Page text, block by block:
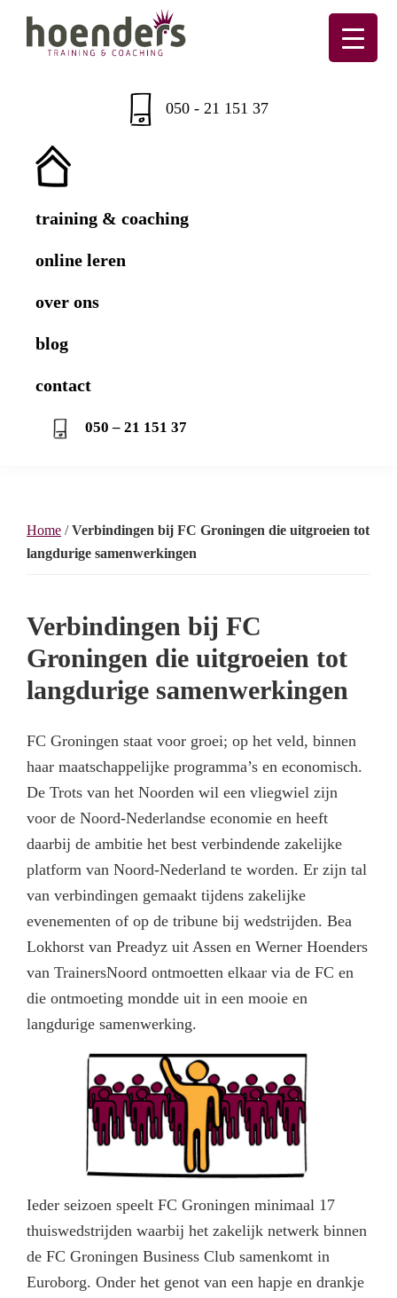
Skip
Skip
Skip
Skip
050 - 21 151 37
training & coaching
online leren
over ons
blog
contact
050 – 21 151 37
Home /Verbindingen bij FC Groningen die uitgroeien tot
langdurige samenwerkingen
Verbindingen bij FC
Groningen die uitgroeien tot
langdurige samenwerkingen
FC Groningen staat voor groei; op het veld, binnen
haar maatschappelijke programma’s en economisch.
De Trots van het Noorden wil een vliegwiel zijn
voor de Noord-Nederlandse economie en heeft
daarbij de ambitie het best verbindende zakelijke
platform van Noord-Nederland te worden. Er zijn tal
van verbindingen gemaakt tijdens zakelijke
evenementen of op de tribune bij wedstrijden. Bea
Lokhorst van Preadyz uit Assen en Werner Hoenders
van TrainersNoord ontmoetten elkaar via de FC en
die ontmoeting mondde uit in een mooie en
langdurige samenwerking.
Ieder seizoen speelt FC Groningen minimaal 17
thuiswedstrijden waarbij het zakelijk netwerk binnen
de FC Groningen Business Club samenkomt in
Euroborg. Onder het genot van een hapje en drankje